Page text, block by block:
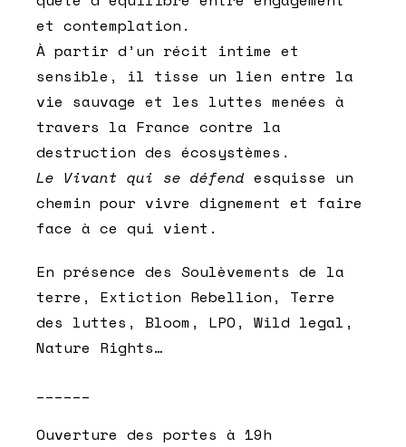
et contemplation.
À partir d’un récit intime et
sensible, il tisse un lien entre la
vie sauvage et les luttes menées à
travers la France contre la
destruction des écosystèmes.
Le Vivant qui se défend esquisse un
chemin pour vivre dignement et faire
face à ce qui vient.
En présence des Soulèvements de la
terre, Extiction Rebellion, Terre
des luttes, Bloom, LPO, Wild legal,
Nature Rights…
Ouverture des portes à 19h